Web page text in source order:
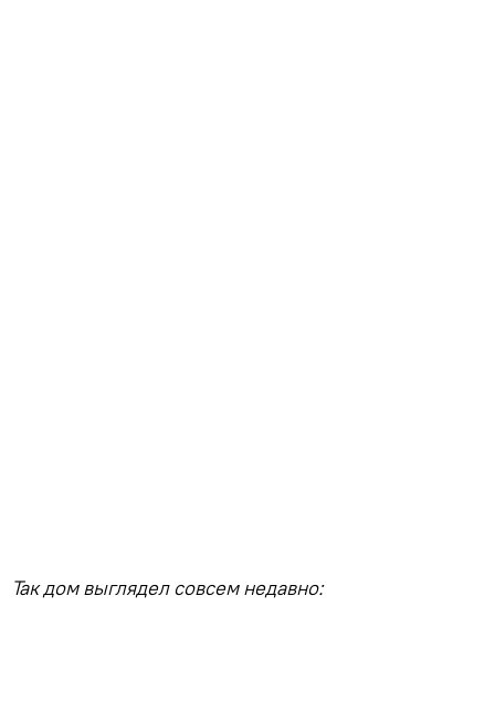
Так дом выглядел совсем недавно: